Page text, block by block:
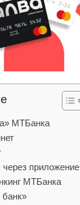
МТБанка
через приложение
МТБанка